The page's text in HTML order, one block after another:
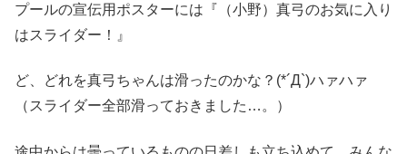
プールの宣伝用ポスターには『（小野）真弓のお気に入り
はスライダー！』
ど、どれを真弓ちゃんは滑ったのかな？(*´Д`)ハァハァ
（スライダー全部滑っておきました…。）